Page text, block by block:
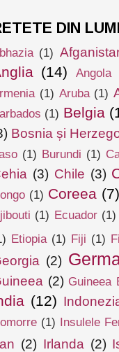
DIN
(1)
(14) Angola
(1) Aruba (1)
(1) Belgia
Bosnia și
(1) Burundi (1)
(3) Chile (3)
(1) Coreea
(1) Ecuador (1)
Etiopia (1) Fiji (1)
(2)
(2) Guineea
(12)
(1) Insulele
(2) Irlanda (2)